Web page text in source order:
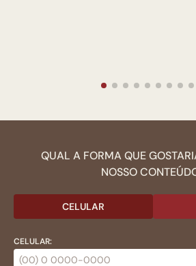
QUAL A FORMA QUE
NOSSO
CELULAR
CELULAR: